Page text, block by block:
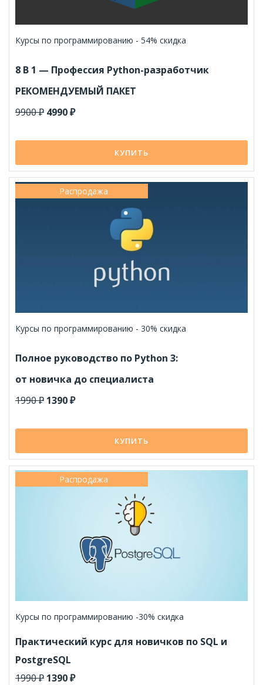
Курсы по программированию - 54% скидка
8 В 1 — Профессия Python-разработчик
РЕКОМЕНДУЕМЫЙ ПАКЕТ
9900 ₽ 4990 ₽
КУПИТЬ
Распродажа
Курсы по программированию - 30% скидка
Полное руководство по Python 3:
от новичка до специалиста
1990 ₽ 1390 ₽
КУПИТЬ
Распродажа
Курсы по программированию -30% скидка
Практический курс для новичков по SQL и
PostgreSQL
1990 ₽ 1390 ₽